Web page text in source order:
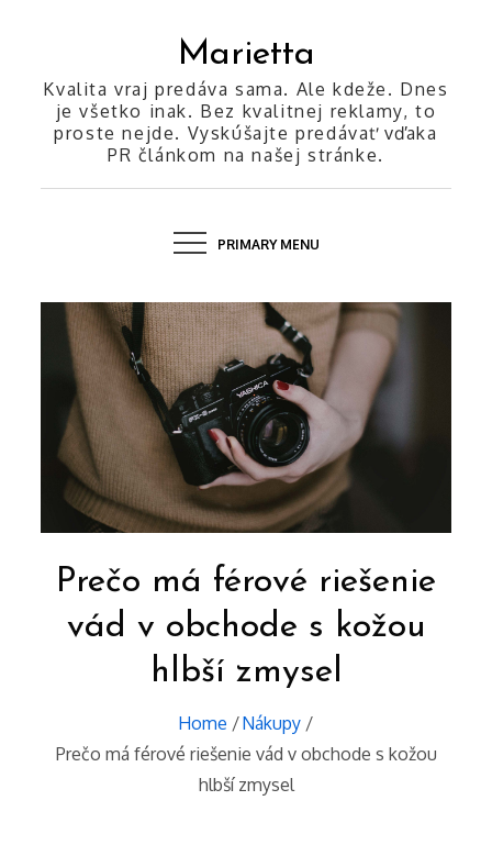
Marietta
Kvalita vraj predáva sama. Ale kdeže. Dnes
je všetko inak. Bez kvalitnej reklamy, to
proste nejde. Vyskúšajte predávať vďaka
PR článkom na našej stránke.
PRIMARY MENU
Prečo má férové riešenie
vád v obchode s kožou
hlbší zmysel
Home
Nákupy
Prečo má férové riešenie vád v obchode s kožou
hlbší zmysel